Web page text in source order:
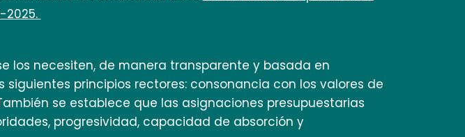
2025.
los necesiten, de manera transparente y basada en
principios rectores: consonancia con los valores de
se establece que las asignaciones presupuestarias
progresividad, capacidad de absorción y